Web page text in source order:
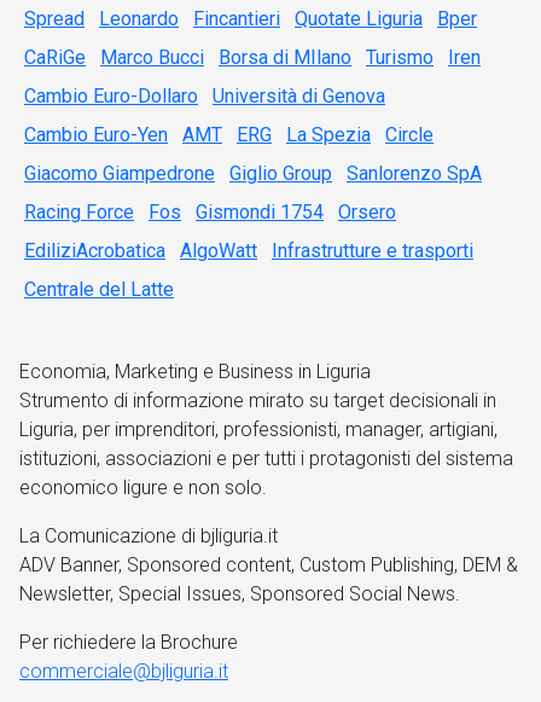
Spread
Leonardo Fincantieri Quotate Liguria
Bper
CaRiGe
Marco Bucci Borsa di MIlano Turismo
Iren
Cambio Euro-Dollaro
Università di Genova
Cambio Euro-Yen
AMT ERG La Spezia
Circle
Giacomo Giampedrone
Giglio Group
Sanlorenzo SpA
Racing Force
Fos Gismondi 1754
Orsero
EdiliziAcrobatica
AlgoWatt
Infrastrutture e trasporti
Centrale del Latte
Economia, Marketing e Business in Liguria
Strumento di informazione mirato su target decisionali in
Liguria, per imprenditori, professionisti, manager, artigiani,
istituzioni, associazioni e per tutti i protagonisti del sistema
economico ligure e non solo.
La Comunicazione di bjliguria.it
ADV Banner, Sponsored content, Custom Publishing, DEM &
Newsletter, Special Issues, Sponsored Social News.
Per richiedere la Brochure
commerciale@bjliguria.it